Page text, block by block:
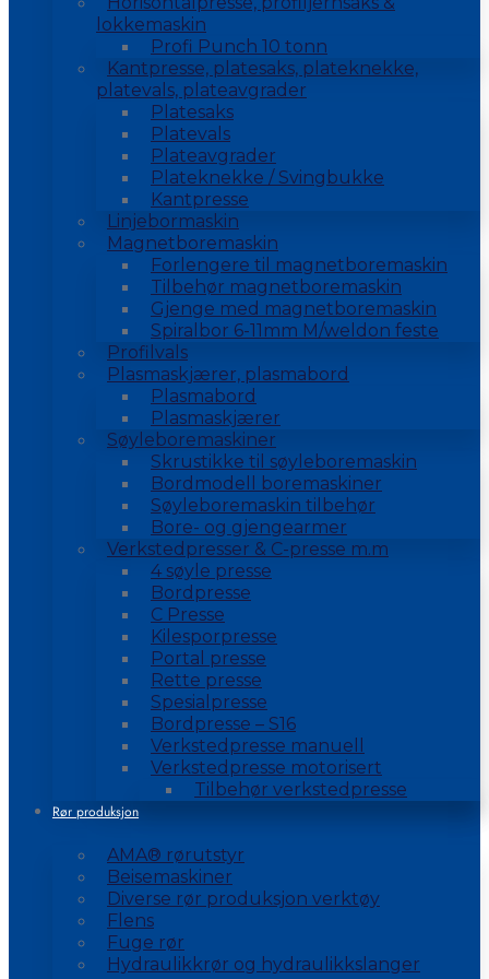
lokkemaskin
Profi Punch 10 tonn
Kantpresse, platesaks, plateknekke,
platevals, plateavgrader
Platesaks
Platevals
Plateavgrader
Plateknekke / Svingbukke
Kantpresse
Linjebormaskin
Magnetboremaskin
Forlengere til magnetboremaskin
Tilbehør magnetboremaskin
Gjenge med magnetboremaskin
Spiralbor 6-11mm M/weldon feste
Profilvals
Plasmaskjærer, plasmabord
Plasmabord
Plasmaskjærer
Søyleboremaskiner
Skrustikke til søyleboremaskin
Bordmodell boremaskiner
Søyleboremaskin tilbehør
Bore- og gjengearmer
Verkstedpresser & C-presse m.m
4 søyle presse
Bordpresse
C Presse
Kilesporpresse
Portal presse
Rette presse
Spesialpresse
Bordpresse – S16
Verkstedpresse manuell
Verkstedpresse motorisert
Tilbehør verkstedpresse
Rør produksjon
AMA® rørutstyr
Beisemaskiner
Diverse rør produksjon verktøy
Flens
Fuge rør
Hydraulikkrør og hydraulikkslanger